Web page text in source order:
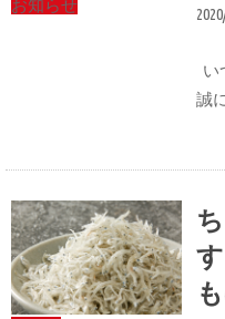
お知らせ
い
誠